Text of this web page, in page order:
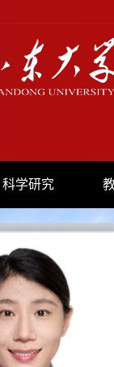
科学研究